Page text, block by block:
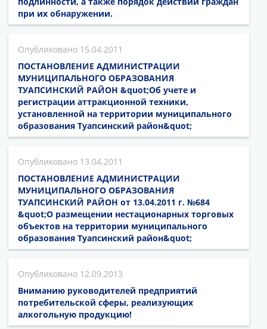
при их обнаружении.
15.04.2011
ПОСТАНОВЛЕНИЕ АДМИНИСТРАЦИИ
МУНИЦИПАЛЬНОГО ОБРАЗОВАНИЯ
ТУАПСИНСКИЙ РАЙОН &quot;Об учете и
регистрации аттракционной техники,
установленной на территории муниципального
образования Туапсинский район&quot;
13.04.2011
ПОСТАНОВЛЕНИЕ АДМИНИСТРАЦИИ
МУНИЦИПАЛЬНОГО ОБРАЗОВАНИЯ
ТУАПСИНСКИЙ РАЙОН от 13.04.2011 г. №684
&quot;О размещении нестационарных торговых
объектов на территории муниципального
образования Туапсинский район&quot;
12.09.2013
Вниманию руководителей предприятий
потребительской сферы, реализующих
алкогольную продукцию!